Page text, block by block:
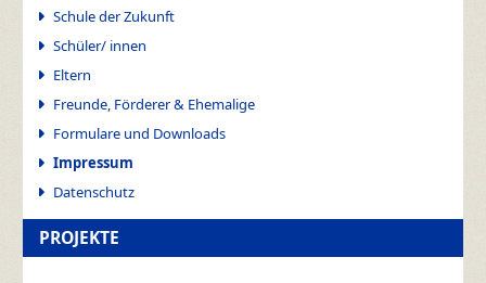
Schule der Zukunft
Schüler/ innen
Eltern
Freunde, Förderer & Ehemalige
Formulare und Downloads
Impressum
Datenschutz
PROJEKTE